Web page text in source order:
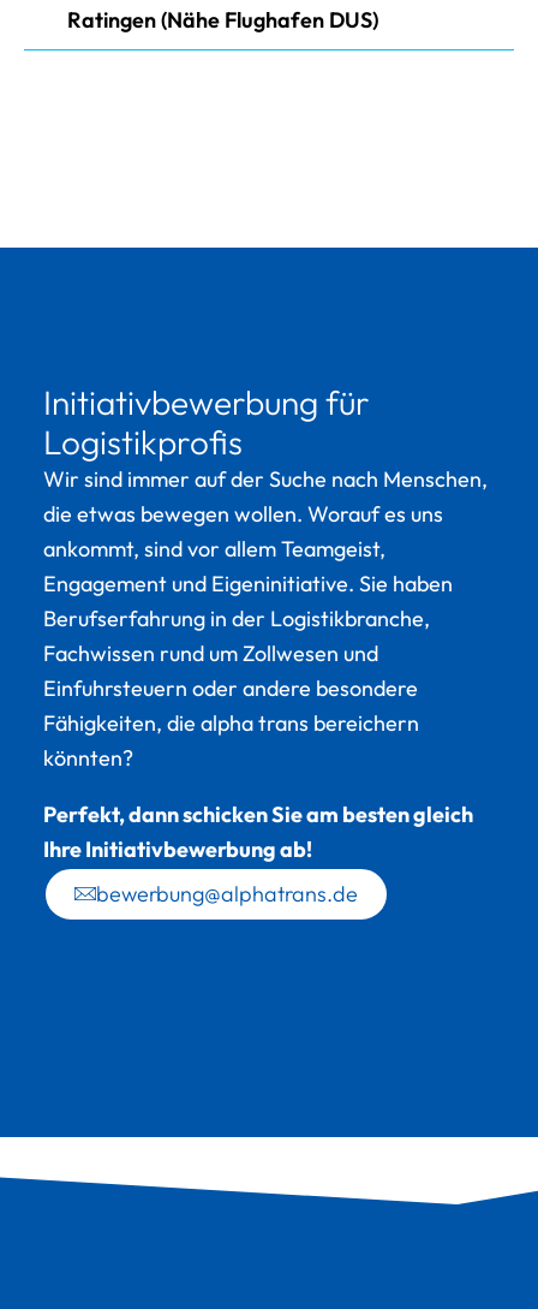
Ratingen (Nähe Flughafen DUS)
Initiativbewerbung für
Logistikprofis
Wir sind immer auf der Suche nach Menschen,
die etwas bewegen wollen. Worauf es uns
ankommt, sind vor allem Teamgeist,
Engagement und Eigeninitiative. Sie haben
Berufserfahrung in der Logistikbranche,
Fachwissen rund um Zollwesen und
Einfuhrsteuern oder andere besondere
Fähigkeiten, die alpha trans bereichern
könnten?
Perfekt, dann schicken Sie am besten gleich
Ihre Initiativbewerbung ab!
bewerbung@alphatrans.de